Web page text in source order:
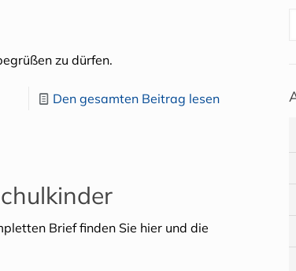
zu dürfen.
Den gesamten Beitrag lesen
Brief finden Sie hier und die